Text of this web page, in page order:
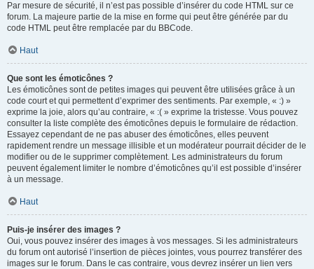
Par mesure de sécurité, il n’est pas possible d’insérer du code HTML sur ce
forum. La majeure partie de la mise en forme qui peut être générée par du
code HTML peut être remplacée par du BBCode.
Haut
Que sont les émoticônes ?
Les émoticônes sont de petites images qui peuvent être utilisées grâce à un
code court et qui permettent d’exprimer des sentiments. Par exemple, « :) »
exprime la joie, alors qu’au contraire, « :( » exprime la tristesse. Vous pouvez
consulter la liste complète des émoticônes depuis le formulaire de rédaction.
Essayez cependant de ne pas abuser des émoticônes, elles peuvent
rapidement rendre un message illisible et un modérateur pourrait décider de le
modifier ou de le supprimer complètement. Les administrateurs du forum
peuvent également limiter le nombre d’émoticônes qu’il est possible d’insérer
à un message.
Haut
Puis-je insérer des images ?
Oui, vous pouvez insérer des images à vos messages. Si les administrateurs
du forum ont autorisé l’insertion de pièces jointes, vous pourrez transférer des
images sur le forum. Dans le cas contraire, vous devrez insérer un lien vers